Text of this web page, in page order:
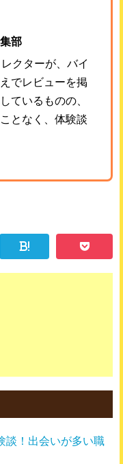
部
クターが、バイ
でレビューを掲
ているものの、
となく、体験談
!
談！出会いが多い職